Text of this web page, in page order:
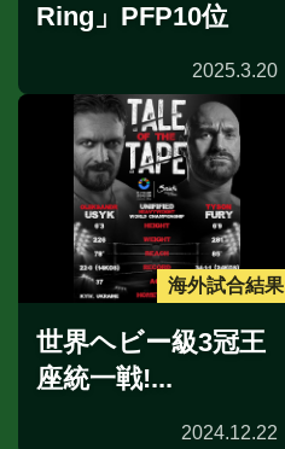
Ring」PFP10位
2025.3.20
海外試合結果
世界ヘビー級3冠王
座統一戦!...
2024.12.22